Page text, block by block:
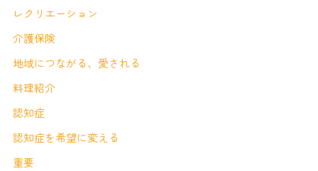
レクリエーション
介護保険
地域につながる、愛される
料理紹介
認知症
認知症を希望に変える
重要